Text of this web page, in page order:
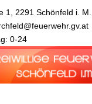
1, 2291 Schönfeld i. M.
0-24